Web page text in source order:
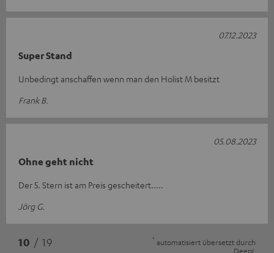
Super Stand
Unbedingt anschaffen wenn man den Holist M besitzt
Frank B.
07.12.2023
Ohne geht nicht
Der 5. Stern ist am Preis gescheitert.....
Jörg G.
05.08.2023
10 / 19 * automatisiert übersetzt durch
DeepL